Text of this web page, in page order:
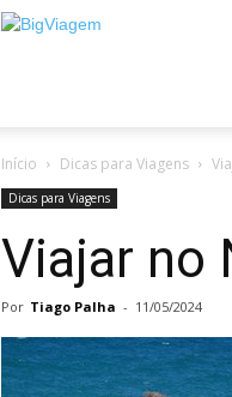
BigViagem
Início Dicas para Viagens
Dicas para Viagens
Viajar no
Por Tiago Palha - 11/05/2024